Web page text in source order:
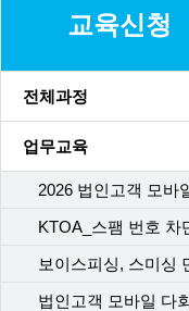
교육신청
전체과정
업무교육